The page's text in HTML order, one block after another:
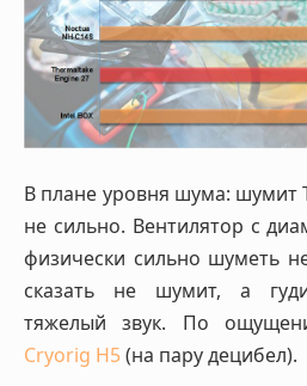
В плане уровня шума: шумит
не сильно. Вентилятор с
физически сильно шуметь
сказать не шумит, а
тяжелый звук. По
Cryorig H5(на пару децибел).